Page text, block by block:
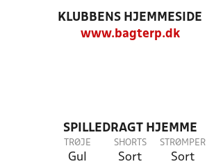
KLUBBENS HJEMMESIDE
www.bagterp.dk
SPILLEDRAGT HJEMME
TRØJE
Gul
SHORTS
Sort
STRØMPER
Sort